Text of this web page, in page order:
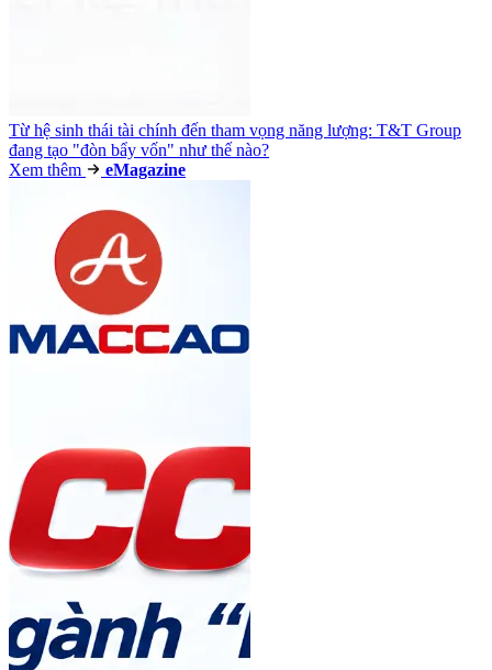
Từ hệ sinh thái tài chính đến tham vọng năng lượng: T&T Group
đang tạo "đòn bẩy vốn" như thế nào?
Xem thêm
eMagazine